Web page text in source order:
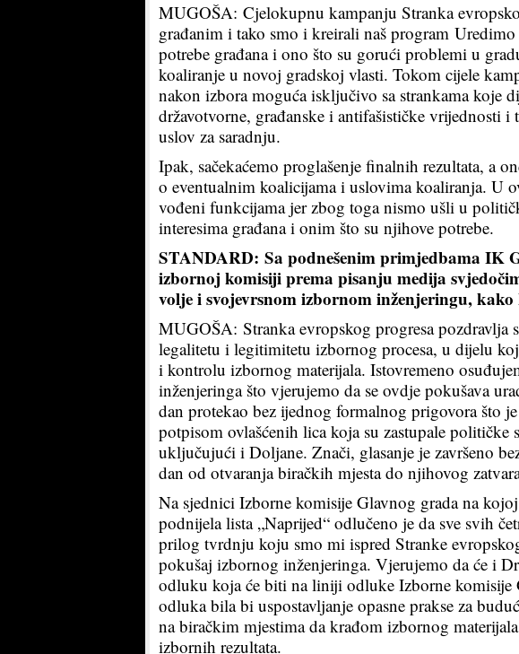
MUGOŠA: Cjelokupnu kampanju Stranka
građanim i tako smo i kreirali naš program
potrebe građana i ono što su gorući problemi u
koaliranje u novoj gradskoj vlasti. Tokom cijele
nakon izbora moguća isključivo sa strankama koje
državotvorne, građanske i antifašističke vrijednosti
uslov za saradnju.
Ipak, sačekaćemo proglašenje finalnih rezultata, a
o eventualnim koalicijama i uslovima koaliranja. U
vođeni funkcijama jer zbog toga nismo ušli u
interesima građana i onim što su njihove potrebe.
STANDARD: Sa podnešenim primjedbama IK
izbornoj komisiji prema pisanju medija
volje i svojevrsnom izbornom inženjeringu, kako
MUGOŠA: Stranka evropskog progresa
legalitetu i legitimitetu izbornog procesa, u dijelu
i kontrolu izbornog materijala. Istovremeno
inženjeringa što vjerujemo da se ovdje pokušava
dan protekao bez ijednog formalnog prigovora što
potpisom ovlašćenih lica koja su zastupale političke
uključujući i Doljane. Znači, glasanje je završeno
dan od otvaranja biračkih mjesta do njihovog
Na sjednici Izborne komisije Glavnog grada na
podnijela lista „Naprijed“ odlučeno je da sve svih
prilog tvrdnju koju smo mi ispred Stranke
pokušaj izbornog inženjeringa. Vjerujemo da će i
odluku koja će biti na liniji odluke Izborne komisije
odluka bila bi uspostavljanje opasne prakse za
na biračkim mjestima da krađom izbornog
izbornih rezultata.